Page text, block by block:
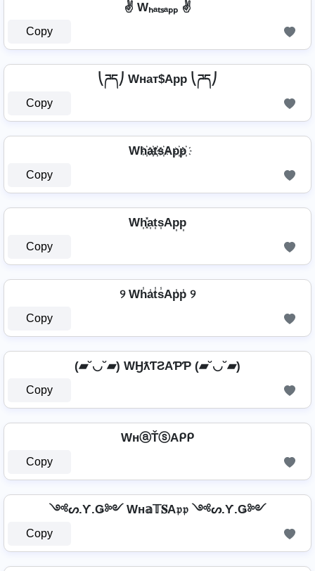
✌️ Wₕₐₜₛₐₚₚ ✌️
Copy
⎝ཌད⎠ Wнат$App ⎝ཌད⎠
Copy
Wh҉a҉t҉s҉Ap҉p҉
Copy
Wh͎͓̽a͎t͎s͎Ap͎p͎
Copy
୨ Wh̾a̾t̾s̾Ap̾p̾ ୨
Copy
(▰˘◡˘▰) WӇƛƬƧAƤƤ (▰˘◡˘▰)
Copy
WнⓐŤⓢAᑭᑭ
Copy
༺ᔕ.Ƴ.Ǥ༻ Wн𝕒𝕋𝐒A𝔭𝔭 ༺ᔕ.Ƴ.Ǥ༻
Copy